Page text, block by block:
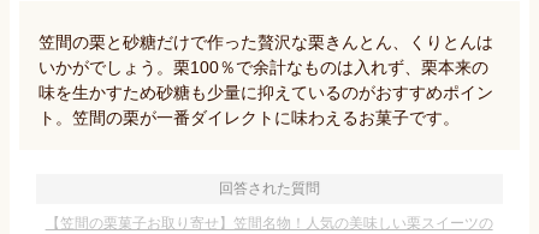
笠間の栗と砂糖だけで作った贅沢な栗きんとん、くりとんは
いかがでしょう。栗100％で余計なものは入れず、栗本来の
味を生かすため砂糖も少量に抑えているのがおすすめポイン
ト。笠間の栗が一番ダイレクトに味わえるお菓子です。
回答された質問
【笠間の栗菓子お取り寄せ】笠間名物！人気の美味しい栗スイーツの